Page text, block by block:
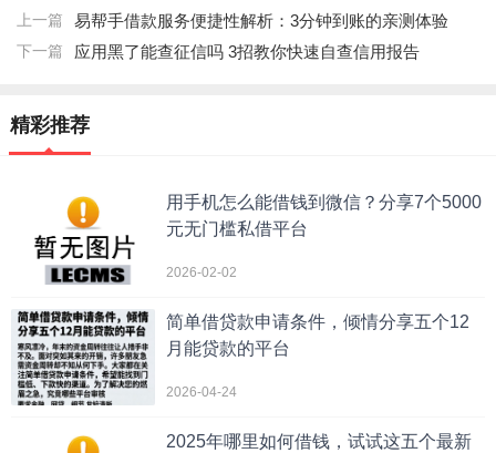
上一篇 易帮手借款服务便捷性解析：3分钟到账的亲测体验
下一篇 应用黑了能查征信吗 3招教你快速自查信用报告
精彩推荐
用手机怎么能借钱到微信？分享7个5000
元无门槛私借平台
2026-02-02
简单借贷款申请条件，倾情分享五个12
月能贷款的平台
2026-04-24
2025年哪里如何借钱，试试这五个最新